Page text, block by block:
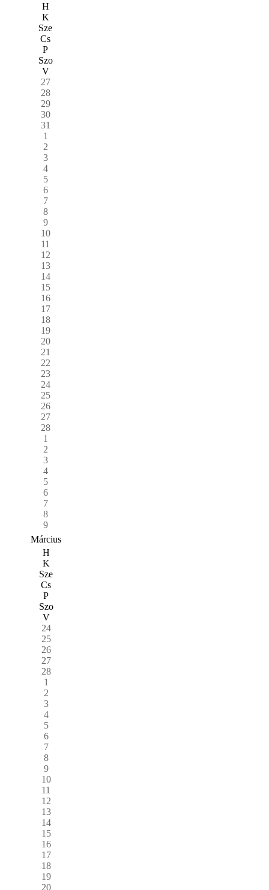
H
K
Sze
Cs
P
Szo
V
27
28
29
30
31
1
2
3
4
5
6
7
8
9
10
11
12
13
14
15
16
17
18
19
20
21
22
23
24
25
26
27
28
1
2
3
4
5
6
7
8
9
Március
H
K
Sze
Cs
P
Szo
V
24
25
26
27
28
1
2
3
4
5
6
7
8
9
10
11
12
13
14
15
16
17
18
19
20